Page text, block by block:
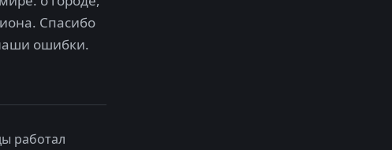
Спасибо
ошибки.
работал